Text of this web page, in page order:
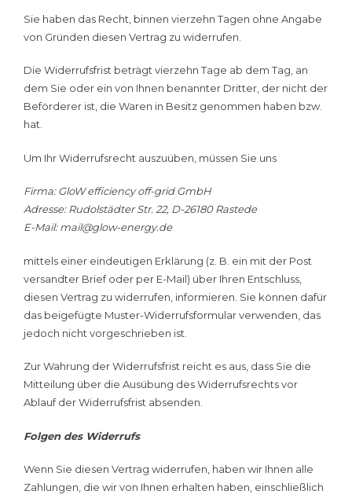
Sie haben das Recht, binnen vierzehn Tagen ohne Angabe
von Gründen diesen Vertrag zu widerrufen.
Die Widerrufsfrist beträgt vierzehn Tage ab dem Tag, an
dem Sie oder ein von Ihnen benannter Dritter, der nicht der
Beförderer ist, die Waren in Besitz genommen haben bzw.
hat.
Um Ihr Widerrufsrecht auszuüben, müssen Sie uns
Firma: GloW efficiency off-grid GmbH
Adresse: Rudolstädter Str. 22, D-26180 Rastede
E-Mail: mail@glow-energy.de
mittels einer eindeutigen Erklärung (z. B. ein mit der Post
versandter Brief oder per E-Mail) über Ihren Entschluss,
diesen Vertrag zu widerrufen, informieren. Sie können dafür
das beigefügte Muster-Widerrufsformular verwenden, das
jedoch nicht vorgeschrieben ist.
Zur Wahrung der Widerrufsfrist reicht es aus, dass Sie die
Mitteilung über die Ausübung des Widerrufsrechts vor
Ablauf der Widerrufsfrist absenden.
Folgen des Widerrufs
Wenn Sie diesen Vertrag widerrufen, haben wir Ihnen alle
Zahlungen, die wir von Ihnen erhalten haben, einschließlich